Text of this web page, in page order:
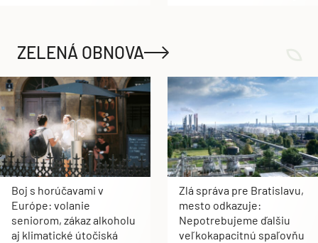
ZELENÁ OBNOVA
Boj s horúčavami v
Európe: volanie
seniorom, zákaz alkoholu
aj klimatické útočiská
Zlá správa pre Bratislavu,
mesto odkazuje:
Nepotrebujeme ďalšiu
veľkokapacitnú spaľovňu